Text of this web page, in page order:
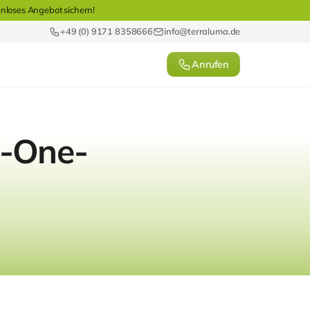
Angebot sichern!
+49 (0) 9171 8358666
info@terraluma.de
Anrufen
One-